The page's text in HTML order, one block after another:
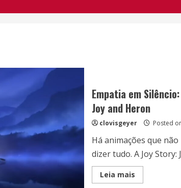
Empatia em
Joy and Heron
clovisgeyer Posted
Há animações que
dizer tudo. A Joy Story:
Leia maisRead
more